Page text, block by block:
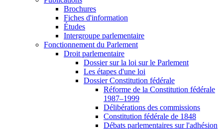
Brochures
Fiches d'information
Études
Intergroupe parlementaire
Fonctionnement du Parlement
Droit parlementaire
Dossier sur la loi sur le Parlement
Les étapes d'une loi
Dossier Constitution fédérale
Réforme de la Constitution fédérale
1987–1999
Délibérations des commissions
Constitution fédérale de 1848
Débats parlementaires sur l'adhésion